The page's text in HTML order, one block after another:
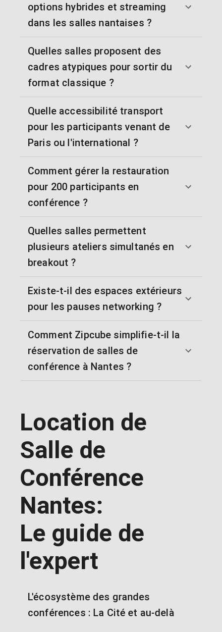
options hybrides et streaming
dans les salles nantaises ?
Quelles salles proposent des
cadres atypiques pour sortir du
format classique ?
Quelle accessibilité transport
pour les participants venant de
Paris ou l'international ?
Comment gérer la restauration
pour 200 participants en
conférence ?
Quelles salles permettent
plusieurs ateliers simultanés en
breakout ?
Existe-t-il des espaces extérieurs
pour les pauses networking ?
Comment Zipcube simplifie-t-il la
réservation de salles de
conférence à Nantes ?
Location de
Salle de
Conférence
Nantes:
Le guide de
l'expert
L'écosystème des grandes
conférences : La Cité et au-delà